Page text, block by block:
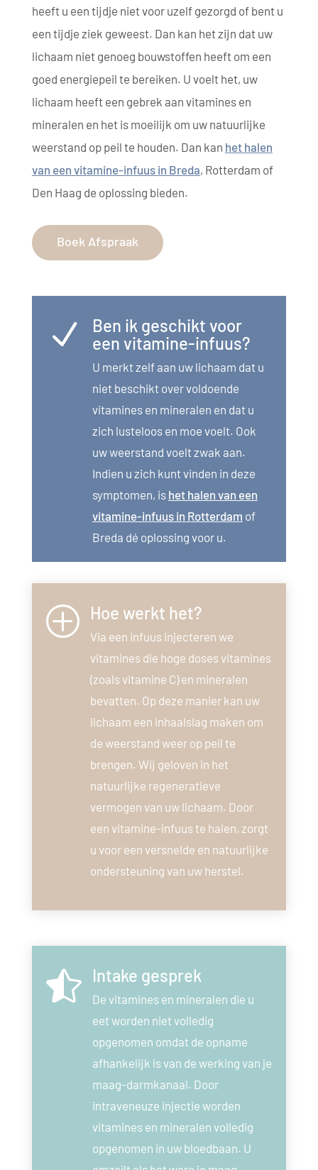
heeft u een tijdje niet voor uzelf gezorgd of bent u
een tijdje ziek geweest. Dan kan het zijn dat uw
lichaam niet genoeg bouwstoffen heeft om een
goed energiepeil te bereiken. U voelt het, uw
lichaam heeft een gebrek aan vitamines en
mineralen en het is moeilijk om uw natuurlijke
weerstand op peil te houden. Dan kan het halen
van een vitamine-infuus in Breda, Rotterdam of
Den Haag de oplossing bieden.
Boek Afspraak
N
Ben ik geschikt voor
een vitamine-infuus?
U merkt zelf aan uw lichaam dat u
niet beschikt over voldoende
vitamines en mineralen en dat u
zich lusteloos en moe voelt. Ook
uw weerstand voelt zwak aan.
Indien u zich kunt vinden in deze
symptomen, is het halen van een
vitamine-infuus in Rotterdam of
Breda dé oplossing voor u.
P Hoe werkt het?
Via een infuus injecteren we
vitamines die hoge doses vitamines
(zoals vitamine C) en mineralen
bevatten. Op deze manier kan uw
lichaam een inhaalslag maken om
de weerstand weer op peil te
brengen. Wij geloven in het
natuurlijke regeneratieve
vermogen van uw lichaam. Door
een vitamine-infuus te halen, zorgt
u voor een versnelde en natuurlijke
ondersteuning van uw herstel.
 Intake gesprek
De vitamines en mineralen die u
eet worden niet volledig
opgenomen omdat de opname
afhankelijk is van de werking van je
maag-darmkanaal. Door
intraveneuze injectie worden
vitamines en mineralen volledig
opgenomen in uw bloedbaan. U